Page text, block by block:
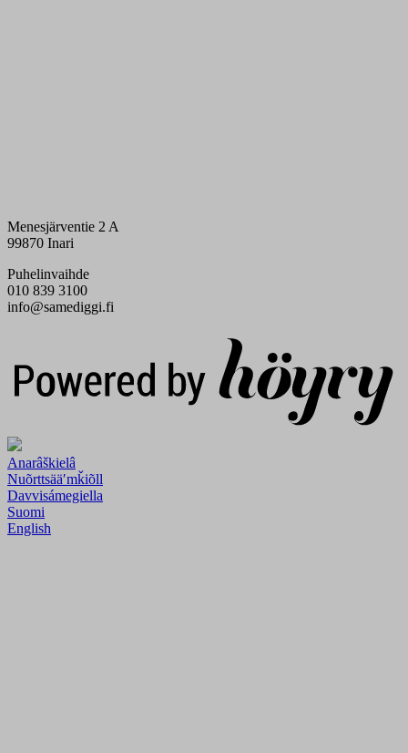
Menesjärventie 2 A
99870 Inari
Puhelinvaihde
010 839 3100
info@samediggi.fi
Anarâškielâ
Nuõrttsääʹmǩiõll
Davvisámegiella
Suomi
English